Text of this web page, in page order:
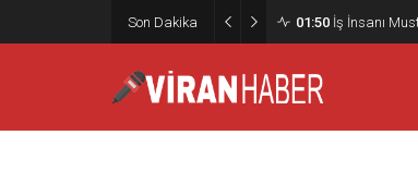
Son Dakika 02:15 Murat
Etti